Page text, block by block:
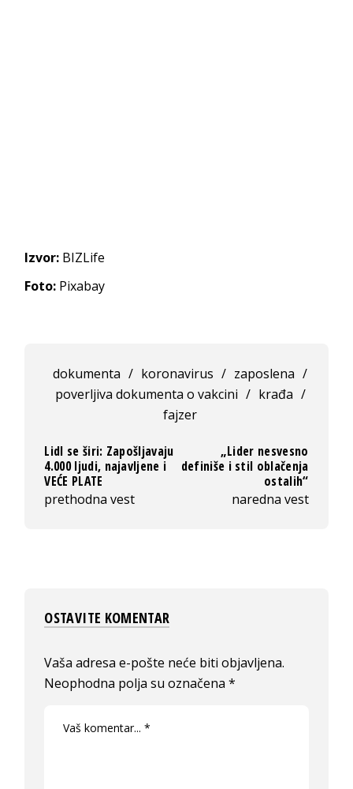
Izvor: BIZLife
Foto: Pixabay
dokumenta / koronavirus / zaposlena /
poverljiva dokumenta o vakcini / krađa /
fajzer
Lidl se širi: Zapošljavaju
4.000 ljudi, najavljene i
VEĆE PLATE
prethodna vest
„Lider nesvesno
definiše i stil oblačenja
ostalih“
naredna vest
OSTAVITE KOMENTAR
Vaša adresa e-pošte neće biti objavljena.
Neophodna polja su označena*